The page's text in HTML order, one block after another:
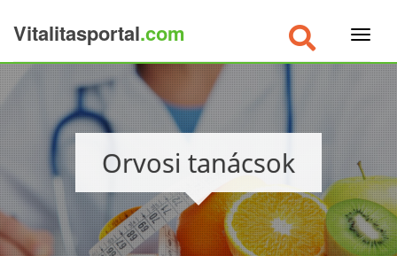
Vitalitasportal.com
Orvosi tanácsok
×